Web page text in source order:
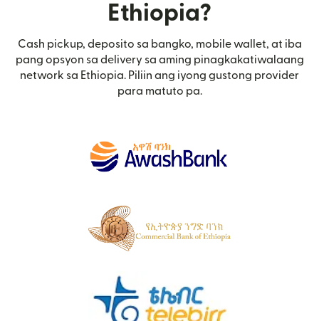
Ethiopia?
Cash pickup, deposito sa bangko, mobile wallet, at iba
pang opsyon sa delivery sa aming pinagkakatiwalaang
network sa Ethiopia. Piliin ang iyong gustong provider
para matuto pa.